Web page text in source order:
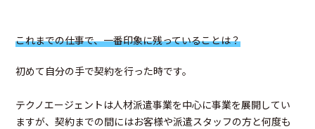
これまでの仕事で、一番印象に残っていることは？
初めて自分の手で契約を行った時です。
テクノエージェントは人材派遣事業を中心に事業を展開してい
ますが、契約までの間にはお客様や派遣スタッフの方と何度も